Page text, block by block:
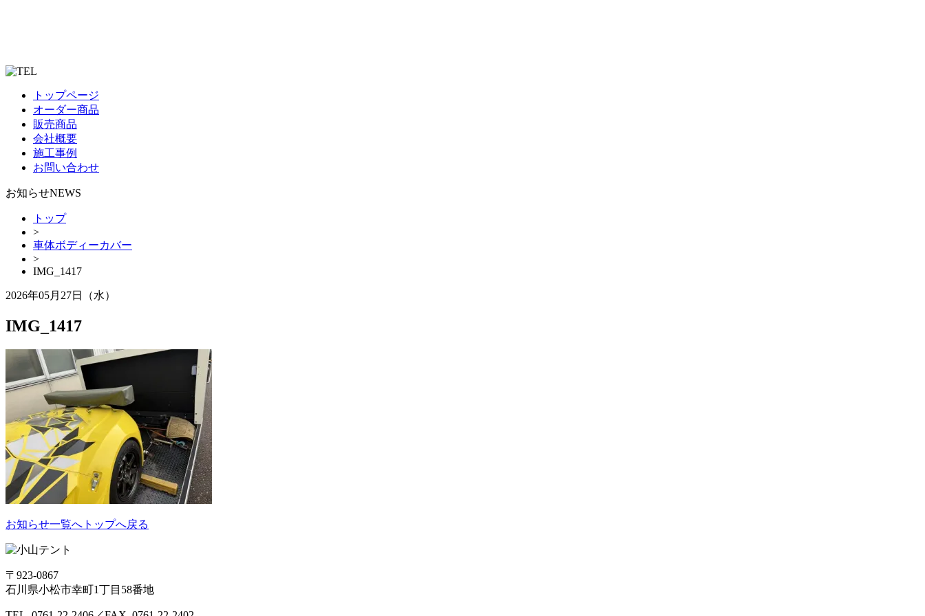
トップページ
オーダー商品
販売商品
会社概要
施工事例
お問い合わせ
お知らせNEWS
トップ
>
車体ボディーカバー
>
IMG_1417
2026年05月27日（水）
IMG_1417
お知らせ一覧へ トップへ戻る
〒923-0867
石川県小松市幸町1丁目58番地